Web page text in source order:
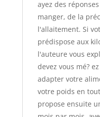
ayez des
manger, de la
l'allaitement. Si
prédispose aux
l'auteure vous
devez vous mé?
adapter votre
votre poids en
propose ensuite